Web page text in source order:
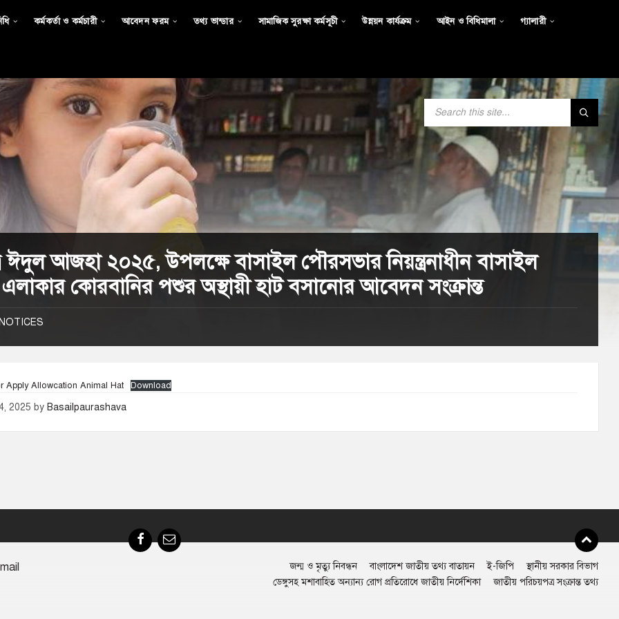
কর্মকর্তা ও কর্মচারী আবেদন ফরম তথ্য ভান্ডার সামাজিক সুরক্ষা কর্মসূচী উন্নয়ন কার্যক্রম আইন ও বিধিমালা গ্যালারী
ঈদুল আজহা ২০২৫, উপলক্ষে বাসাইল পৌরসভার নিয়ন্ত্রনাধীন বাসাইল
কোরবানির পশুর অস্থায়ী হাট বসানোর আবেদন সংক্রান্ত
NOTICES
Apply Allowcation Animal Hat Download
2025 by Basailpaurashava
FacebookEmail
জন্ম ও মৃত্যু নিবন্ধন বাংলাদেশ জাতীয় তথ্য বাতায়ন ই-জিপি
স্থানীয় সরকার বিভাগ
ডেঙ্গুসহ মশাবাহিত অন্যান্য রোগ প্রতিরোধে জাতীয় নির্দেশিকা
জাতীয় পরিচয়পত্র সংক্রান্ত তথ্য